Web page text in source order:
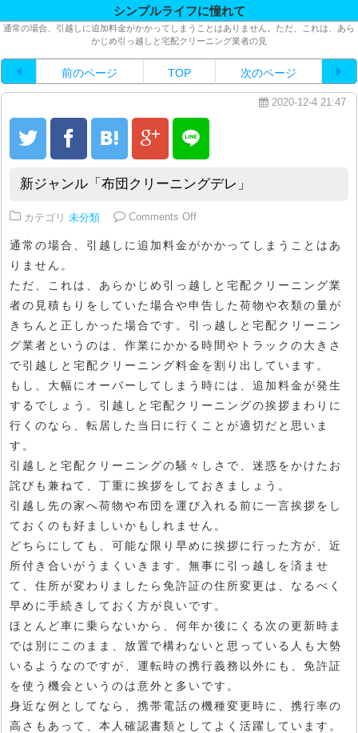
シンプルライフに憧れて
通常の場合、引越しに追加料金がかかってしまうことはありません。ただ、これは、あら
かじめ引っ越しと宅配クリーニング業者の見
前のページ TOP 次のページ
2020-12-4 21:47
新ジャンル「布団クリーニングデレ」
カテゴリ 未分類 Comments Offon 新ジャンル「布団クリーニング
通常の場合、引越しに追加料金がかかってしまうことはあ
りません。
ただ、これは、あらかじめ引っ越しと宅配クリーニング業
者の見積もりをしていた場合や申告した荷物や衣類の量が
きちんと正しかった場合です。引っ越しと宅配クリーニン
グ業者というのは、作業にかかる時間やトラックの大きさ
で引越しと宅配クリーニング料金を割り出しています。
もし、大幅にオーバーしてしまう時には、追加料金が発生
するでしょう。引越しと宅配クリーニングの挨拶まわりに
行くのなら、転居した当日に行くことが適切だと思いま
す。
引越しと宅配クリーニングの騒々しさで、迷惑をかけたお
詫びも兼ねて、丁重に挨拶をしておきましょう。
引越し先の家へ荷物や布団を運び入れる前に一言挨拶をし
ておくのも好ましいかもしれません。
どちらにしても、可能な限り早めに挨拶に行った方が、近
所付き合いがうまくいきます。無事に引っ越しを済ませ
て、住所が変わりましたら免許証の住所変更は、なるべく
早めに手続きしておく方が良いです。
ほとんど車に乗らないから、何年か後にくる次の更新時ま
では別にこのまま、放置で構わないと思っている人も大勢
いるようなのですが、運転時の携行義務以外にも、免許証
を使う機会というのは意外と多いです。
身近な例としてなら、携帯電話の機種変更時に、携行率の
高さもあって、本人確認書類としてよく活躍しています。